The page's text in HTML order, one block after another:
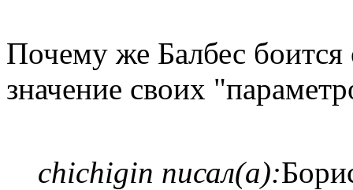
Почему же Балбес боится
значение своих
chichigin писал(а):